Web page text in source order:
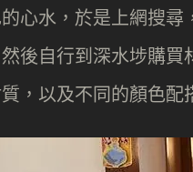
心水，於是上網搜
後自行到深水埗購買
，以及不同的顏色配